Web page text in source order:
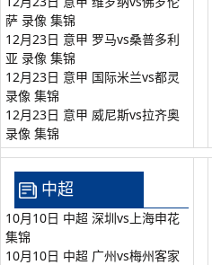
萨 录像 集锦
12月23日 意甲 罗马vs桑普多利
亚 录像 集锦
12月23日 意甲 国际米兰vs都灵
录像 集锦
12月23日 意甲 威尼斯vs拉齐奥
录像 集锦
中超
10月10日 中超 深圳vs上海申花
集锦
10月10日 中超 广州vs梅州客家